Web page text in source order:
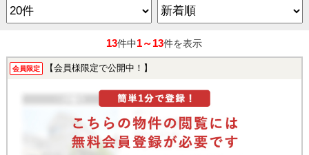
13件中1～13件を表示
会員限定 【会員様限定で公開中！】